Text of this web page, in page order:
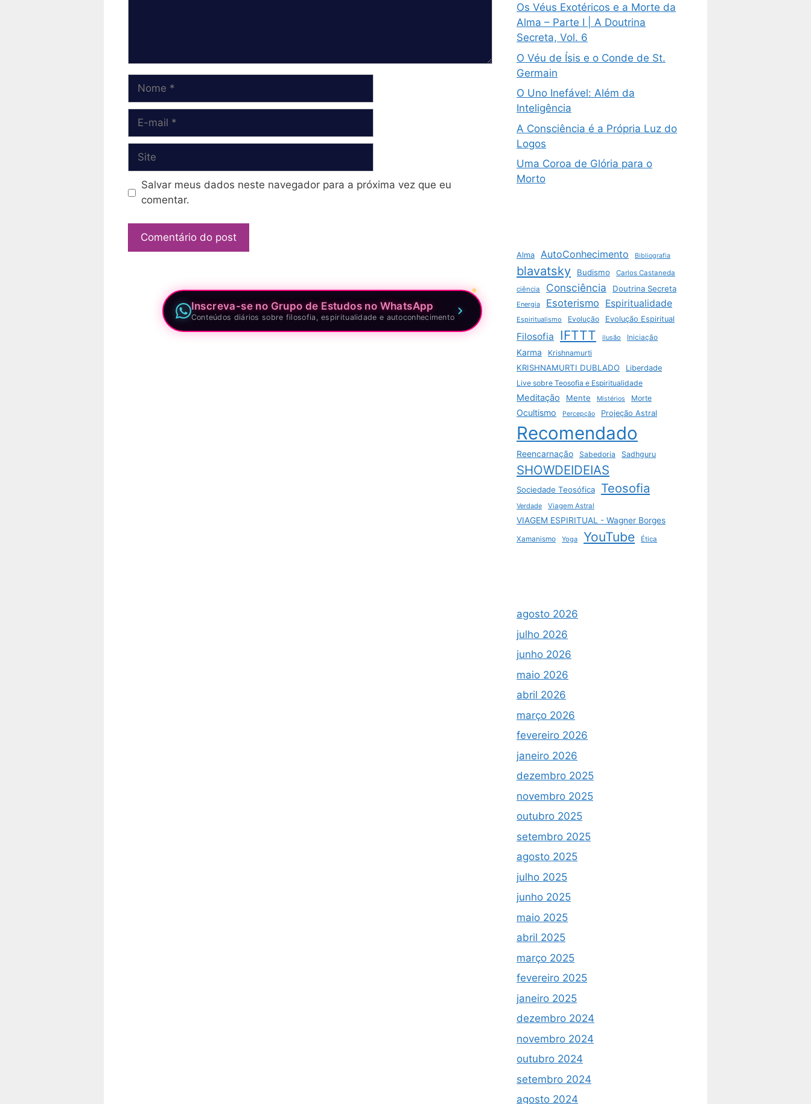
Nome
Site
Salvar meus dados neste navegador para a próxima vez que eu
comentar.
Inscreva-se no Grupo de Estudos no WhatsApp
Conteúdos diários sobre filosofia, espiritualidade e autoconhecimento
Os Véus Exotéricos e a Morte da
Alma – Parte I | A Doutrina
Secreta, Vol. 6
O Véu de Ísis e o Conde de St.
Germain
O Uno Inefável: Além da
Inteligência
A Consciência é a Própria Luz do
Logos
Uma Coroa de Glória para o
Morto
Alma AutoConhecimento Bibliografia
blavatsky Budismo
Carlos Castaneda
ciência
Consciência Doutrina Secreta
Energia Esoterismo Espiritualidade
Espiritualismo Evolução Evolução Espiritual
Filosofia IFTTT ilusão Iniciação
Karma Krishnamurti
KRISHNAMURTI DUBLADO
Liberdade
Live sobre Teosofia e Espiritualidade
Meditação Mente Mistérios Morte
Ocultismo Percepção Projeção Astral
Recomendado
Reencarnação Sabedoria Sadhguru
SHOWDEIDEIAS
Sociedade Teosófica Teosofia
Verdade Viagem Astral
VIAGEM ESPIRITUAL - Wagner Borges
Xamanismo Yoga YouTube Ética
agosto 2026
julho 2026
junho 2026
maio 2026
abril 2026
março 2026
fevereiro 2026
janeiro 2026
dezembro 2025
novembro 2025
outubro 2025
setembro 2025
agosto 2025
julho 2025
junho 2025
maio 2025
abril 2025
março 2025
fevereiro 2025
janeiro 2025
dezembro 2024
novembro 2024
outubro 2024
setembro 2024
agosto 2024